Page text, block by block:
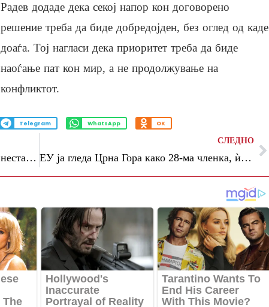
Радев додаде дека секој напор кон договорено
решение треба да биде добредојден, без оглед од каде
доаѓа. Тој нагласи дека приоритет треба да биде
наоѓање пат кон мир, а не продолжување на
конфликтот.
Telegram WhatsApp OK
Времето утре: променливо облачно и нестабилно со пороен дожд, грмежи и засилен ветер
СЛЕДНО
ЕУ ја гледа Црна Гора како 28-ма членка, ѝ порача на Србија: Одлучете се